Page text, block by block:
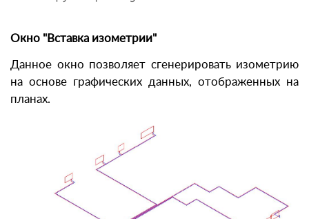
Окно "Вставка изометрии"
Данное окно позволяет сгенерировать изометрию
на основе графических данных, отображенных на
планах.